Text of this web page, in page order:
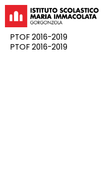
PTOF 2016-2019
PTOF 2016-2019